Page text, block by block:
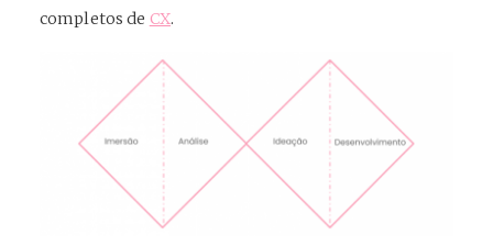
completos de CX.